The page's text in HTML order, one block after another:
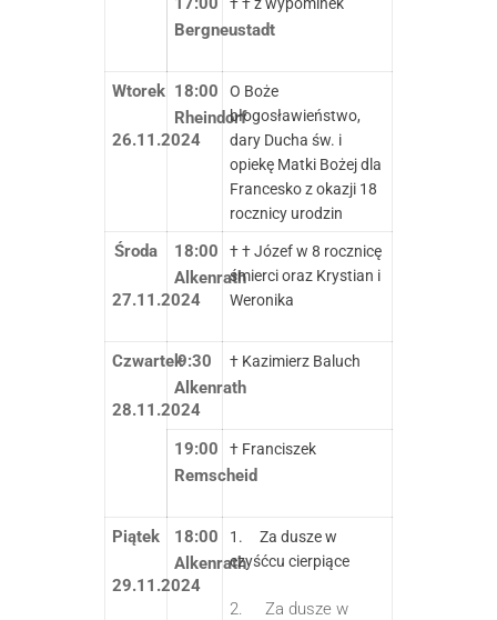
Bergneustadt
Wtorek
26.11.2024
18:00
Rheindorf
O Boże
błogosławieństwo,
dary Ducha św. i
opiekę Matki Bożej dla
Francesko z okazji 18
rocznicy urodzin
Środa
27.11.2024
18:00
Alkenrath
† † Józef w 8 rocznicę
śmierci oraz Krystian i
Weronika
Czwartek
28.11.2024
9:30
Alkenrath
† Kazimierz Baluch
19:00
Remscheid
† Franciszek
Piątek
29.11.2024
18:00
Alkenrath
1. Za dusze w
czyśćcu cierpiące
2. Za dusze w